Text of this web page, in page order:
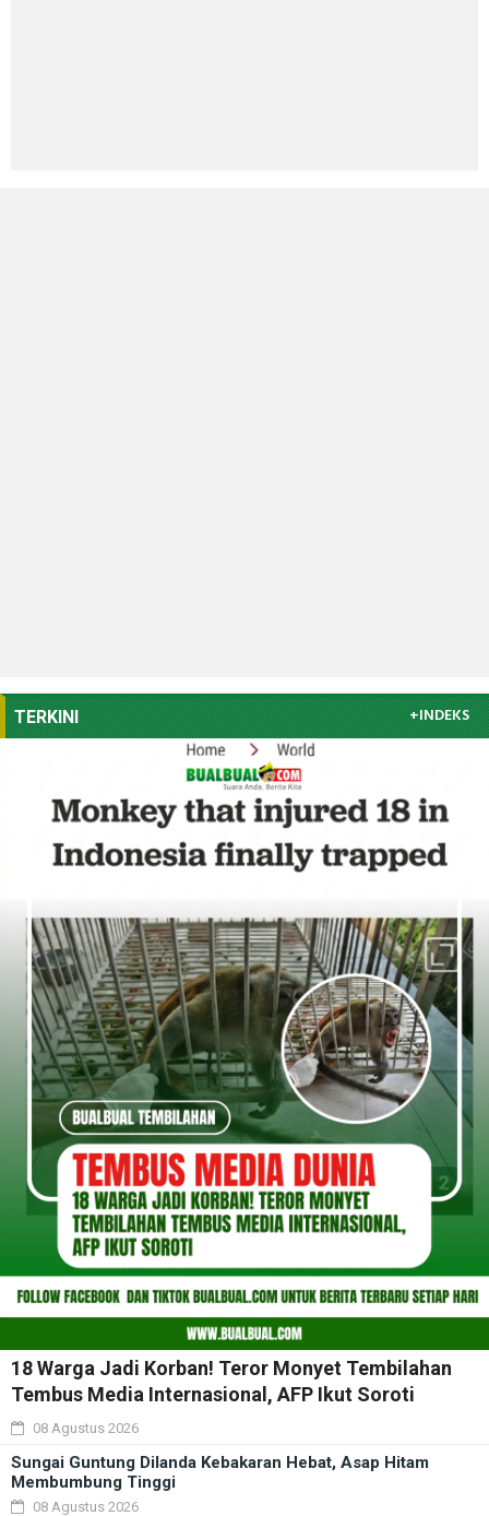
TERKINI +INDEKS
18 Warga Jadi Korban! Teror Monyet Tembilahan
Tembus Media Internasional, AFP Ikut Soroti
08 Agustus 2026
Sungai Guntung Dilanda Kebakaran Hebat, Asap Hitam
Membumbung Tinggi
08 Agustus 2026